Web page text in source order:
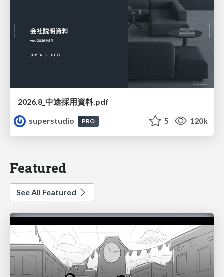
2026.8_中途採用資料.pdf
superstudio
PRO 5 120k
Featured
See All Featured